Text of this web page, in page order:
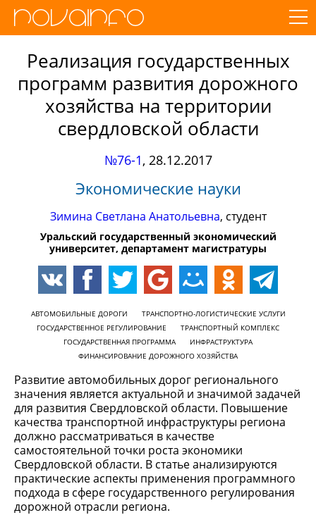
Реализация государственных
программ развития дорожного
хозяйства на территории
свердловской области
№76-1, 28.12.2017
Экономические науки
Зимина Светлана Анатольевна, студент
Уральский государственный экономический
университет, департамент магистратуры
АВТОМОБИЛЬНЫЕ ДОРОГИ
ТРАНСПОРТНО-ЛОГИСТИЧЕСКИЕ УСЛУГИ
ГОСУДАРСТВЕННОЕ РЕГУЛИРОВАНИЕ
ТРАНСПОРТНЫЙ КОМПЛЕКС
ГОСУДАРСТВЕННАЯ ПРОГРАММА
ИНФРАСТРУКТУРА
ФИНАНСИРОВАНИЕ ДОРОЖНОГО ХОЗЯЙСТВА
Развитие автомобильных дорог регионального
значения является актуальной и значимой задачей
для развития Свердловской области. Повышение
качества транспортной инфраструктуры региона
должно рассматриваться в качестве
самостоятельной точки роста экономики
Свердловской области. В статье анализируются
практические аспекты применения программного
подхода в сфере государственного регулирования
дорожной отрасли региона.